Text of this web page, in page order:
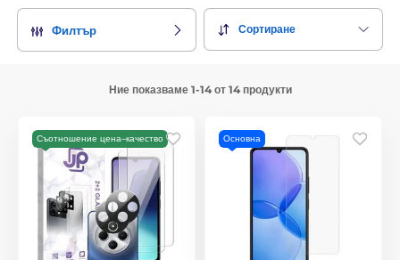
Филтър Сортиране
Ние показваме 1-14 от 14 продукти
Съотношение цена–качество Основна